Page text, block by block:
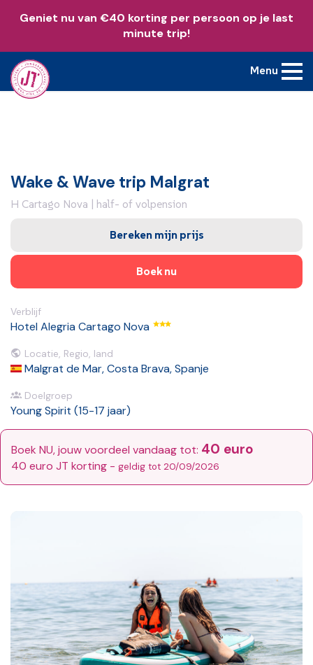
Geniet nu van €40 korting per persoon op je last
minute trip!
Menu
Wake & Wave trip Malgrat
H Cartago Nova | half- of volpension
Bereken mijn prijs
Boek nu
Verblijf
Hotel Alegria Cartago Nova
Locatie, Regio, land
Malgrat de Mar, Costa Brava, Spanje
Doelgroep
Young Spirit (15-17 jaar)
Boek NU, jouw voordeel vandaag tot: 40 euro
40 euro JT korting - geldig tot 20/09/2026